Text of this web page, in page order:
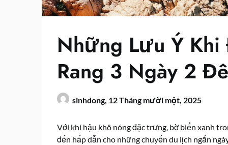
Những Lưu Ý Khi
Rang 3 Ngày 2
sinhdong, 12 Tháng mười một, 2025
Với khí hậu khô nóng đặc trưng, bờ biển xanh
đến hấp dẫn cho những chuyến du lịch ngắn